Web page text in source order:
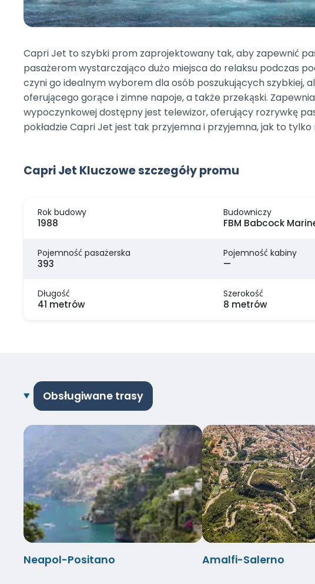
Capri Jet to szybki prom zaprojektowany tak, aby zapewnić
pasażerom wystarczająco dużo miejsca do relaksu podczas
czyni go idealnym wyborem dla osób poszukujących szybkiej,
oferującego gorące i zimne napoje, a także przekąski.
wypoczynkowej dostępny jest telewizor, oferujący rozrywkę
pokładzie Capri Jet jest tak przyjemna i przyjemna, jak to tylko
Capri Jet Kluczowe szczegóły promu
Rok budowy
1988
Budowniczy
FBM Babcock
Pojemność pasażerska
393
Pojemność kabiny
—
Długość
41 metrów
Szerokość
8 metrów
Obsługiwane trasy
Neapol-Positano Amalfi-Salerno